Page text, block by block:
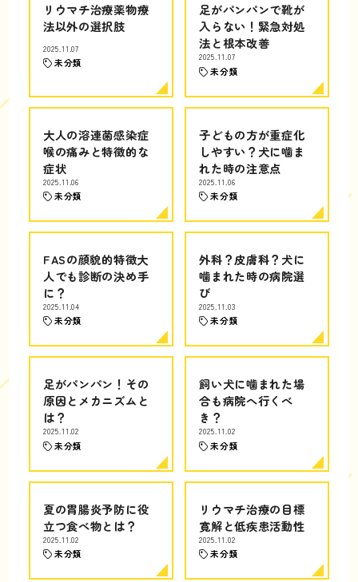
リウマチ治療薬物療
法以外の選択肢
2025.11.07
未分類
足がパンパンで靴が
入らない！緊急対処
法と根本改善
2025.11.07
未分類
大人の溶連菌感染症
喉の痛みと特徴的な
症状
2025.11.06
未分類
子どもの方が重症化
しやすい？犬に噛ま
れた時の注意点
2025.11.06
未分類
FASの顔貌的特徴大
人でも診断の決め手
に？
2025.11.04
未分類
外科？皮膚科？犬に
噛まれた時の病院選
び
2025.11.03
未分類
足がパンパン！その
原因とメカニズムと
は？
2025.11.02
未分類
飼い犬に噛まれた場
合も病院へ行くべ
き？
2025.11.02
未分類
夏の胃腸炎予防に役
立つ食べ物とは？
2025.11.02
未分類
リウマチ治療の目標
寛解と低疾患活動性
2025.11.02
未分類